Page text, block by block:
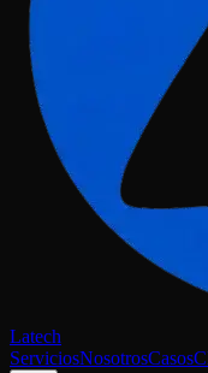
Latech
ServiciosNosotrosCasos